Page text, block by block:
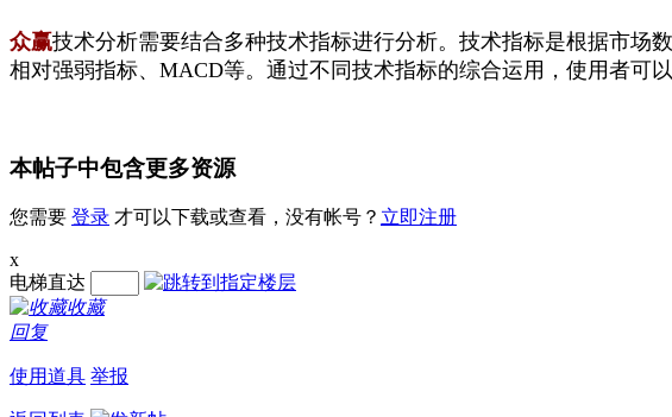
众赢技术分析需要结合多种技术指标进行分析。技术指标是根据市场
相对强弱指标、 MACD等。通过不同技术指标的综合运用，使用者可
本帖子中包含更多资源
您需要 登录 才可以下载或查看，没有帐号？ 立即注册
x
电梯直达
收藏
回复
使用道具 举报